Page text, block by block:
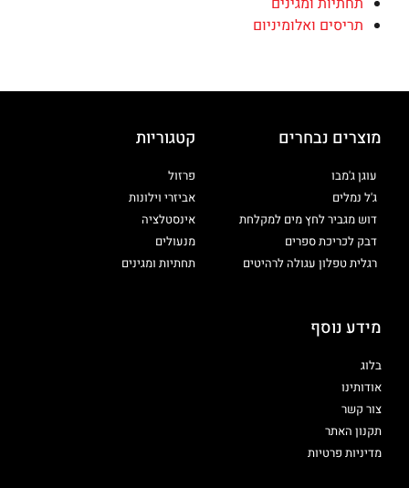
תריסים ואלומיניום
מוצרים נבחרים
עוגן ג'מבו
ג'ל נמלים
דוש מגביר לחץ מים למקלחת
דבק לכריכת ספרים
רגלית טפלון עגולה לרהיטים
קטגוריות
פרזול
אביזרי וילונות
אינסטלציה
מנעולים
תחתיות ומגינים
מידע נוסף
בלוג
אודותינו
צור קשר
תקנון האתר
מדיניות פרטיות